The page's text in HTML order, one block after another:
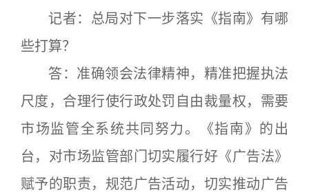
记者：总局对下一步落实《指南》有哪
些打算？
答：准确领会法律精神，精准把握执法
尺度，合理行使行政处罚自由裁量权，需要
市场监管全系统共同努力。《指南》的出
台，对市场监管部门切实履行好《广告法》
赋予的职责，规范广告活动，切实推动广告